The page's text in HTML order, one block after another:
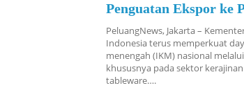
Penguatan Ekspor ke
PeluangNews, Jakarta –
Indonesia terus memperkuat
menengah (IKM) nasional
khususnya pada sektor
tableware….